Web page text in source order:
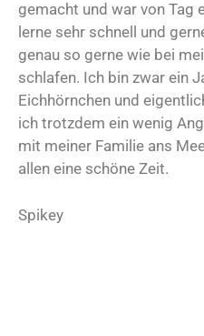
gemacht und war von Tag
lerne sehr schnell und
genau so gerne wie bei
schlafen. Ich bin zwar ein
Eichhörnchen und
ich trotzdem ein wenig
mit meiner Familie ans
allen eine schöne Zeit.
Spikey